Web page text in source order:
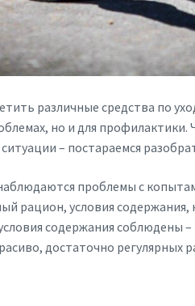
различные средства по
но и для
– постараемся
проблемы с
рацион, условия
содержания соблюдены
достаточно регулярных